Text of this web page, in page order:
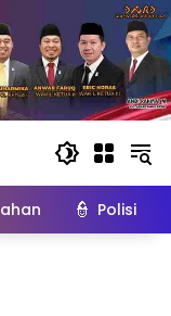
👮 Polisi